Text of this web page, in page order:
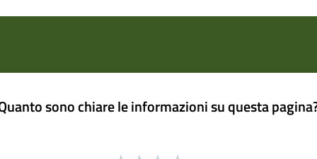
sono chiare le informazioni su questa